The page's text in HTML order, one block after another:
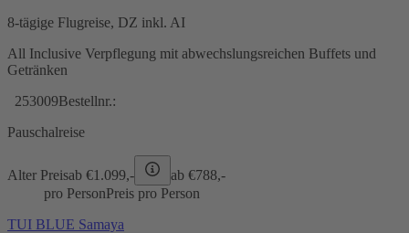
8-tägige Flugreise, DZ inkl. AI
All Inclusive Verpflegung mit abwechslungsreichen Buffets und
Getränken
253009Bestellnr.:
Pauschalreise
Alter Preisab €1.099,- ab €788,-
pro PersonPreis pro Person
TUI BLUE Samaya